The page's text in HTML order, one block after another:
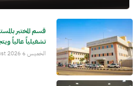
قسم المختبر
تشغيلياً عالياً
الخميس 6 August 2026